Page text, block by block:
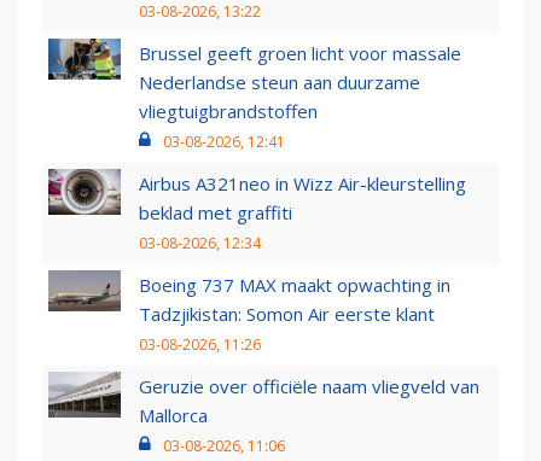
03-08-2026, 13:22
Brussel geeft groen licht voor massale
Nederlandse steun aan duurzame
vliegtuigbrandstoffen
03-08-2026, 12:41
Airbus A321neo in Wizz Air-kleurstelling
beklad met graffiti
03-08-2026, 12:34
Boeing 737 MAX maakt opwachting in
Tadzjikistan: Somon Air eerste klant
03-08-2026, 11:26
Geruzie over officiële naam vliegveld van
Mallorca
03-08-2026, 11:06